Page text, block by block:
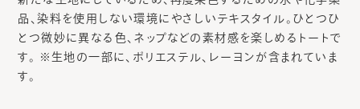
品、染料を使用しない環境にやさしいテキスタイル。ひとつひ
とつ微妙に異なる色、ネップなどの素材感を楽しめるトートで
す。 ※生地の一部に、ポリエステル、レーヨンが含まれていま
す。